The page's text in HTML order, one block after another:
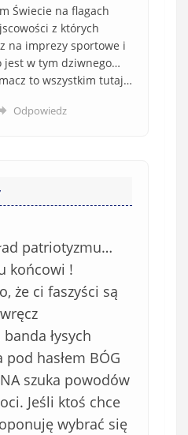
Świecie na flagach
z których
na imprezy sportowe i
jest w tym dziwnego…
to wszystkim tutaj…
Odpowiedz
patriotyzmu…
końcowi !
że ci faszyści są
łysych
hasłem BÓG
szuka powodów
Jeśli ktoś chce
wybrać się